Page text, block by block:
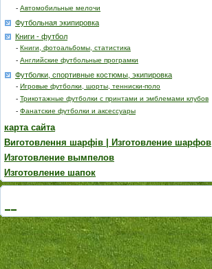
- Автомобильные мелочи
Футбольная экипировка
Книги - футбол
- Книги, фотоальбомы, статистика
- Английские футбольные програмки
Футболки, спортивные костюмы, экипировка
- Игровые футболки, шорты, тенниски-поло
- Трикотажные футболки с принтами и эмблемами клубов
- Фанатские футболки и аксессуары
карта сайта
Виготовлення шарфів | Изготовление шарфов
Изготовление вымпелов
Изготовление шапок